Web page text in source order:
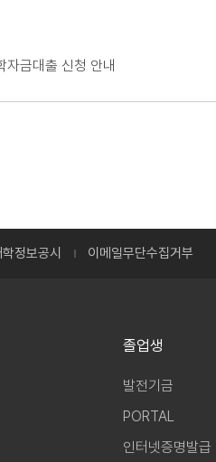
자금대출 신청 안내
학정보공시 이메일무단수집거부
졸업생
발전기금
PORTAL
인터넷증명발급